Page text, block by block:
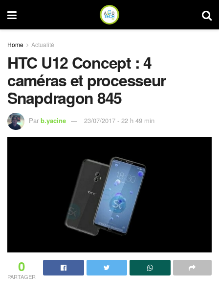
Home Actualité
HTC U12 Concept : 4
caméras et processeur
Snapdragon 845
Par b.yacine 23/07/2017 - 22 h 49 min
0
PARTAGER